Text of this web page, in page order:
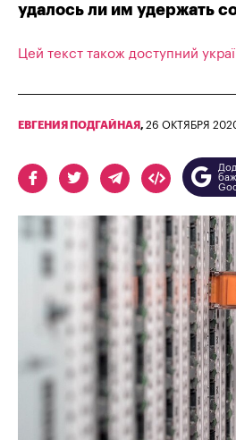
удалось ли им удержать
Цей текст також доступний
ЕВГЕНИЯ ПОДГАЙНАЯ , 26 ОКТЯБРЯ